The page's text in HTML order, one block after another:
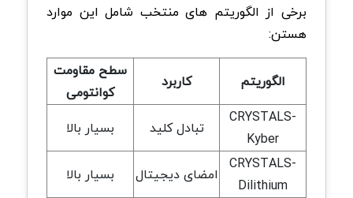
برخی از الگوریتم های منتخب شامل این موارد
هستن:
الگوریتم کاربرد
سطح مقاومت
کوانتومی
CRYSTALS-
Kyber
تبادل کلید
بسیار بالا
CRYSTALS-
Dilithium
امضای دیجیتال
بسیار بالا